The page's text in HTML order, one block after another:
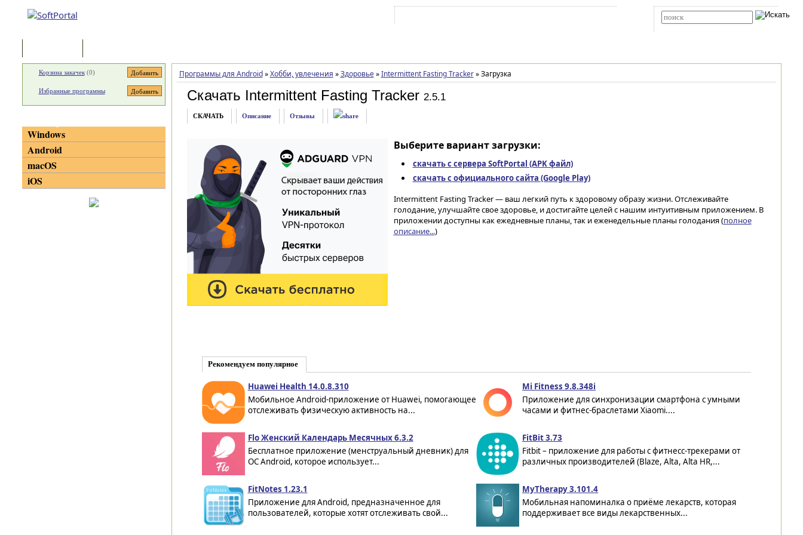
Программы для Android » Хобби, увлечения » Здоровье » Intermittent Fasting Tracker »Загрузка
Скачать Intermittent Fasting Tracker 2.5.1
СКАЧАТЬ Описание Отзывы
Выберите вариант загрузки:
скачать с сервера SoftPortal (APK файл)
скачать с официального сайта (Google Play)
Intermittent Fasting Tracker — ваш легкий путь к здоровому образу жизни. Отслеживайте
голодание, улучшайте свое здоровье, и достигайте целей с нашим интуитивным приложением. В
приложении доступны как ежедневные планы, так и еженедельные планы голодания (полное
описание...)
Рекомендуем популярное
Huawei Health 14.0.8.310
Мобильное Android-приложение от Huawei, помогающее
отслеживать физическую активность на...
Mi Fitness 9.8.348i
Приложение для синхронизации смартфона с умными
часами и фитнес-браслетами Xiaomi....
Flo Женский Календарь Месячных 6.3.2
Бесплатное приложение (менструальный дневник) для
ОС Android, которое использует...
FitBit 3.73
Fitbit – приложение для работы с фитнесс-трекерами от
различных производителей (Blaze, Alta, Alta HR,...
FitNotes 1.23.1
Приложение для Android, предназначенное для
пользователей, которые хотят отслеживать свой...
MyTherapy 3.101.4
Мобильная напоминалка о приёме лекарств, которая
поддерживает все виды лекарственных...
Корзина закачек(0)
Избранные программы
Windows
Android
macOS
iOS